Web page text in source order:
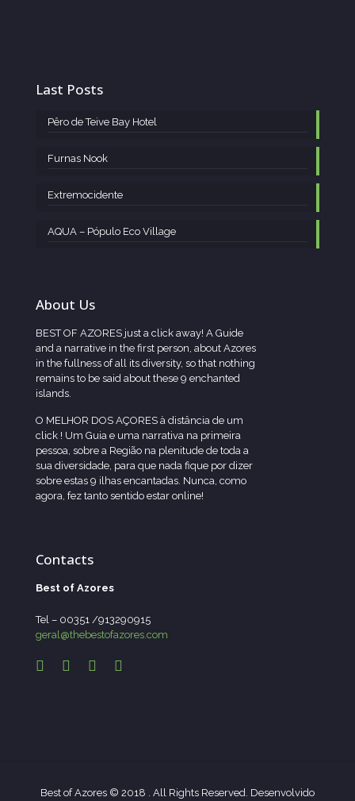
Last Posts
Pêro de Teive Bay Hotel
Furnas Nook
Extremocidente
AQUA – Pópulo Eco Village
About Us
BEST OF AZORES just a click away! A Guide
and a narrative in the first person, about Azores
in the fullness of all its diversity, so that nothing
remains to be said about these 9 enchanted
islands.
O MELHOR DOS AÇORES à distância de um
click ! Um Guia e uma narrativa na primeira
pessoa, sobre a Região na plenitude de toda a
sua diversidade, para que nada fique por dizer
sobre estas 9 ilhas encantadas. Nunca, como
agora, fez tanto sentido estar online!
Contacts
Best of Azores
Tel – 00351 /913290915
geral@thebestofazores.com
Best of Azores © 2018 . All Rights Reserved. Desenvolvido